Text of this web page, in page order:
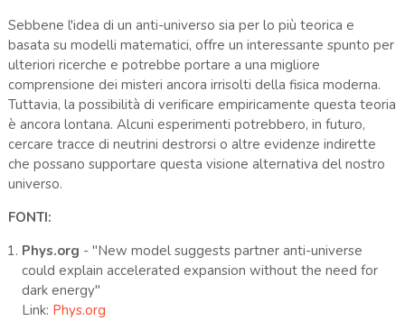
Sebbene l'idea di un anti-universo sia per lo più teorica e
basata su modelli matematici, offre un interessante spunto per
ulteriori ricerche e potrebbe portare a una migliore
comprensione dei misteri ancora irrisolti della fisica moderna.
Tuttavia, la possibilità di verificare empiricamente questa teoria
è ancora lontana. Alcuni esperimenti potrebbero, in futuro,
cercare tracce di neutrini destrorsi o altre evidenze indirette
che possano supportare questa visione alternativa del nostro
universo.
FONTI:
Phys.org - "New model suggests partner anti-universe
could explain accelerated expansion without the need for
dark energy"
Link: Phys.org